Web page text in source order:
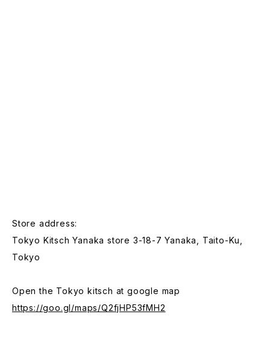
Store address:
Tokyo Kitsch Yanaka store 3-18-7 Yanaka, Taito-Ku,
Tokyo
Open the Tokyo kitsch at google map
https://goo.gl/maps/Q2fjHP53fMH2